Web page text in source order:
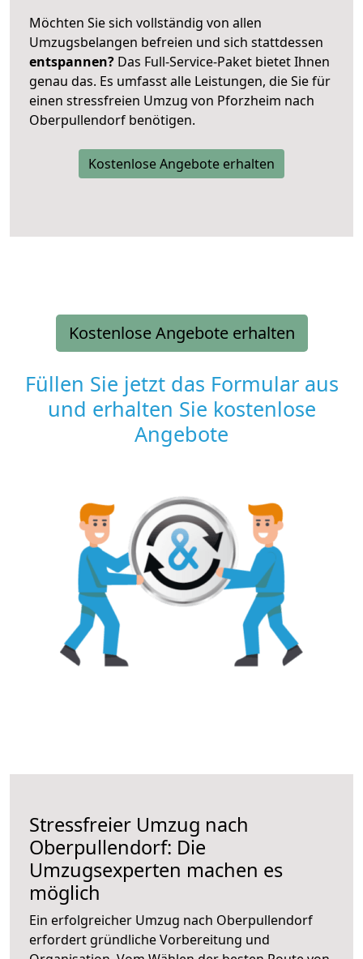
Möchten Sie sich vollständig von allen
Umzugsbelangen befreien und sich stattdessen
entspannen? Das Full-Service-Paket bietet Ihnen
genau das. Es umfasst alle Leistungen, die Sie für
einen stressfreien Umzug von Pforzheim nach
Oberpullendorf benötigen.
Kostenlose Angebote erhalten
Kostenlose Angebote erhalten
Füllen Sie jetzt das Formular aus
und erhalten Sie kostenlose
Angebote
Stressfreier Umzug nach
Oberpullendorf: Die
Umzugsexperten machen es
möglich
Ein erfolgreicher Umzug nach Oberpullendorf
erfordert gründliche Vorbereitung und